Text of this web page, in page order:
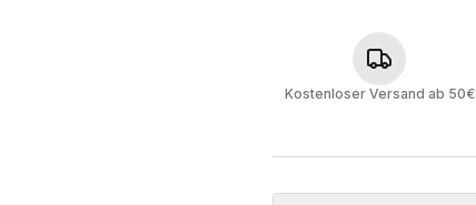
Kostenloser Versand ab 50€